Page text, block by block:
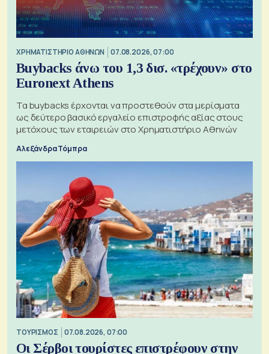
XΡΗΜΑΤΙΣΤΗΡΙΟ ΑΘΗΝΩΝ 07.08.2026, 07:00
Buybacks άνω του 1,3 δισ. «τρέχουν» στο
Euronext Athens
Τα buybacks έρχονται να προστεθούν στα μερίσματα
ως δεύτερο βασικό εργαλείο επιστροφής αξίας στους
μετόχους των εταιρειών στο Χρηματιστήριο Αθηνών
Αλεξάνδρα Τόμπρα
ΤΟΥΡΙΣΜΟΣ 07.08.2026, 07:00
Οι Σέρβοι τουρίστες επιστρέφουν στην